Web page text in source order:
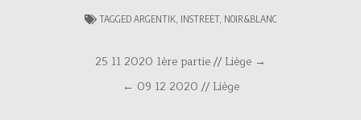
TAGGED ARGENTIK, INSTREET, NOIR&BLANC
Navigation25 11 2020 1ère partie // Liège →
← 09 12 2020 // Liège